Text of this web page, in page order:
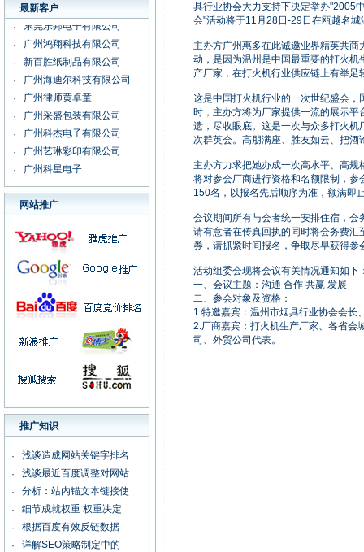
最新客户
广州通用科技国际
·
东莞乐邦电子有限公司
·
广州鸿翔科技有限公司
·
新百胜纸制品有限公司
·
广州海迪尔科技有限公司
·
广州律师黄卓童
·
广州采盛包装有限公司
·
广州科杰电子有限公司
·
广州艺琳彩印有限公司
·
广州科星电子
·
湖南大自然制药有限公司
广州“晶之恋(天然)水晶
广州佐丹士涂料有限公司
广州惠多广告有限公司
广州通用科技国际
东莞乐邦电子有限公司
广州鸿翔科技有限公司
新百胜纸制品有限公司
广州海迪尔科技有限公司
广州律师黄卓童
广州采盛包装有限公司
广州艺琳彩印有限公司
·
广州科星电子
·
湖南大自然制药有限公司
·
广州“晶之恋(天然)水晶
·
捷安视电子科技有限公司
·
广州佐丹士涂料有限公司
网站推广
推广知识
·
浅谈造成网站关键字排名
·
浅谈最近百度调整对网站
·
分析：站内锚文本链接使
·
细节成就权重 权重决定
·
根据百度有效反链数据
·
详解SEO策略制定中的
具行业协会大力支持下决定举办"2005
会"活动将于11月28日-29日在瓯越名城
主办方广州惠多在此诚邀业界精英共
动，是因为温州是中国最重要的打火
产厂家，在打火机行业供应链上有举足
这是中国打火机行业的一次世纪盛会
时，主办方将为厂家提供一流的展示
遗，尽收眼底。这是一次与众多打火
次群英会。高朋满座、胜友如云、把
主办方力求把她办成一次高水平、高
将对参会厂商进行资格和名额限制，
150名，以报名先后顺序为准，额满即
会议期间所有与会者统一安排住宿，
请有意者在传真回执的同时将会务费
券，请抓紧时间报名，争取尽早获得参
活动组委会现将会议有关情况通知如下
一、会议主题：沟通 合作 共赢 发展
二、参会对象及资格：
1.特邀嘉宾：温州市烟具行业协会会长
2.厂商嘉宾：打火机生产厂家、各省会
司、外贸公司代表。